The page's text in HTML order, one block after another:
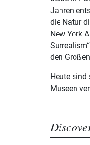
Jahren
die Natur
New York
den
Heute sind
Museen